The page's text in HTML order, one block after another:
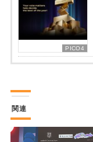
PICO4
関連